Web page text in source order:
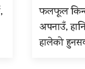
फलफूल
अपनाउँ,
हालेको